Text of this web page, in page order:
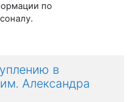
по
в
Александра